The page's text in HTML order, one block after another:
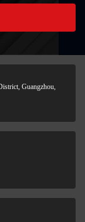
Guangzhou,